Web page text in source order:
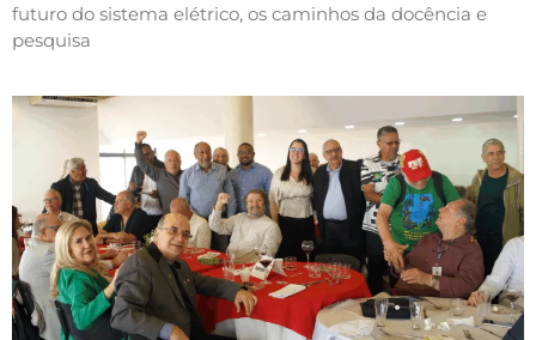
futuro do sistema elétrico, os caminhos da docência e
pesquisa